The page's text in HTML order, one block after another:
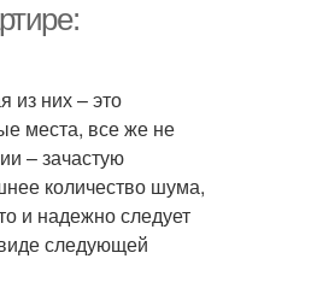
из них – это
места, все же не
– зачастую
количество шума,
и надежно следует
следующей